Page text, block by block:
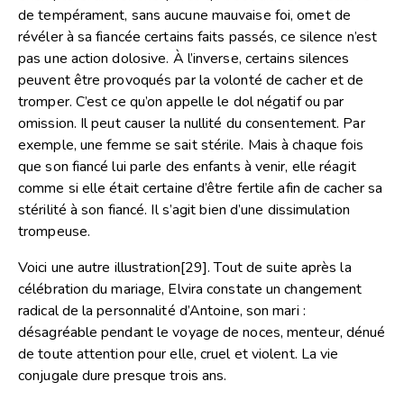
de tempérament, sans aucune mauvaise foi, omet de
révéler à sa fiancée certains faits passés, ce silence n’est
pas une action dolosive. À l’inverse, certains silences
peuvent être provoqués par la volonté de cacher et de
tromper. C’est ce qu’on appelle le dol négatif ou par
omission. Il peut causer la nullité du consentement. Par
exemple, une femme se sait stérile. Mais à chaque fois
que son fiancé lui parle des enfants à venir, elle réagit
comme si elle était certaine d’être fertile afin de cacher sa
stérilité à son fiancé. Il s’agit bien d’une dissimulation
trompeuse.
Voici une autre illustration[29]. Tout de suite après la
célébration du mariage, Elvira constate un changement
radical de la personnalité d’Antoine, son mari :
désagréable pendant le voyage de noces, menteur, dénué
de toute attention pour elle, cruel et violent. La vie
conjugale dure presque trois ans.